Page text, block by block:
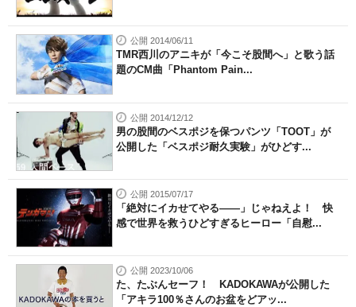
公開 2014/06/11
TMR西川のアニキが「今こそ股間へ」と歌う話
題のCM曲「Phantom Pain...
公開 2014/12/12
男の股間のベスポジを保つパンツ「TOOT」が
公開した「ベスポジ耐久実験」がひどす...
公開 2015/07/17
「絶対にイカせてやる――」じゃねえよ！ 快
感で世界を救うひどすぎるヒーロー「自慰...
公開 2023/10/06
た、たぶんセーフ！ KADOKAWAが公開した
「アキラ100％さんのお盆をどアッ...